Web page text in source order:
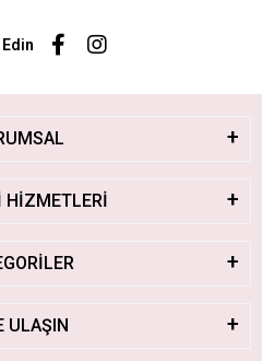
HİZMETLERİ
ULAŞIN